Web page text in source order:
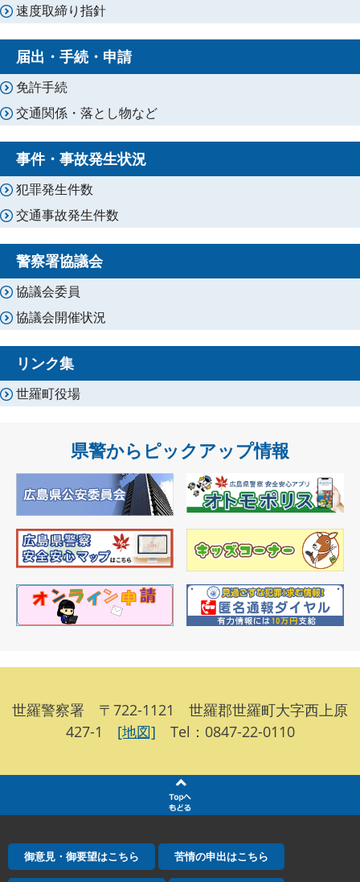
速度取締り指針
届出・手続・申請
免許手続
交通関係・落とし物など
事件・事故発生状況
犯罪発生件数
交通事故発生件数
警察署協議会
協議会委員
協議会開催状況
リンク集
世羅町役場
県警からピックアップ情報
世羅警察署 〒722-1121 世羅郡世羅町大字西上原
427-1 [地図] Tel：0847-22-0110
御意見・御要望はこちら 苦情の申出はこちら